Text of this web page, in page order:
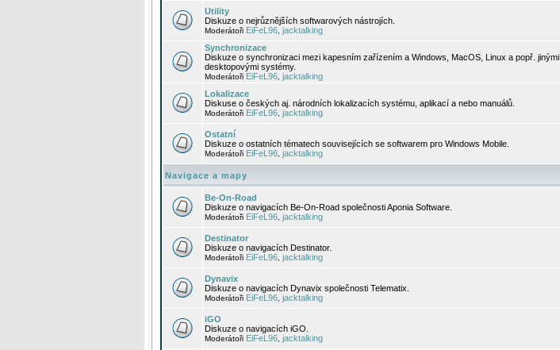
Utility
Diskuze o nejrůznějších softwarových nástrojích.
Moderátoři EiFeL96 jacktalking
Synchronizace
Diskuze o synchronizaci mezi kapesním zařízením a Windows, MacOS, Linux a popř. jinými
desktopovými systémy.
Moderátoři EiFeL96 jacktalking
Lokalizace
Diskuse o českých aj. národních lokalizacích systému, aplikací a nebo manuálů.
Moderátoři EiFeL96 jacktalking
Ostatní
Diskuze o ostatních tématech souvisejících se softwarem pro Windows Mobile.
Moderátoři EiFeL96 jacktalking
Navigace a mapy
Be-On-Road
Diskuze o navigacích Be-On-Road společnosti Aponia Software.
Moderátoři EiFeL96 jacktalking
Destinator
Diskuze o navigacích Destinator.
Moderátoři EiFeL96 jacktalking
Dynavix
Diskuze o navigacích Dynavix společnosti Telematix.
Moderátoři EiFeL96 jacktalking
iGO
Diskuze o navigacích iGO.
Moderátoři EiFeL96 jacktalking